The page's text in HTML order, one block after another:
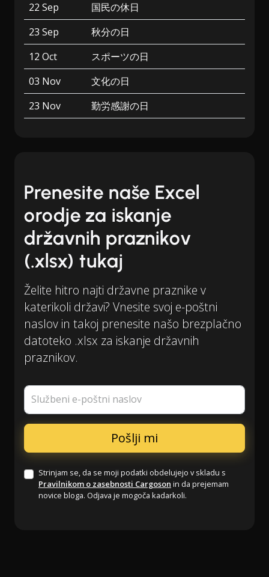
22 Sep
国民の休日
23 Sep
秋分の日
12 Oct
スポーツの日
03 Nov
文化の日
23 Nov
勤労感謝の日
Prenesite naše Excel
orodje za iskanje
državnih praznikov
(.xlsx) tukaj
Želite hitro najti državne praznike v
katerikoli državi? Vnesite svoj e-poštni
naslov in takoj prenesite našo brezplačno
datoteko .xlsx za iskanje državnih
praznikov.
Službeni e-poštni naslov
Strinjam se, da se moji podatki obdelujejo v skladu s
Pravilnikom o zasebnosti Cargoson in da prejemam
novice bloga. Odjava je mogoča kadarkoli.